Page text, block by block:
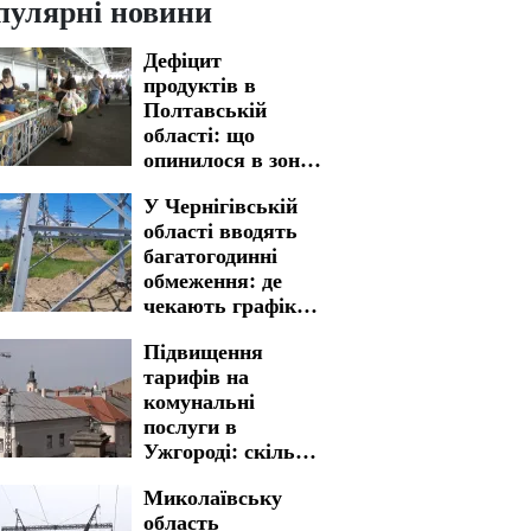
новини
Дефіцит
продуктів в
Полтавській
області: що
опинилося в зоні
У Чернігівській
області вводять
багатогодинні
обмеження: де
чекають графіки
світла на 6 та 7
серпня
Підвищення
тарифів на
комунальні
послуги в
Ужгороді: скільки
заплатити
Миколаївську
область